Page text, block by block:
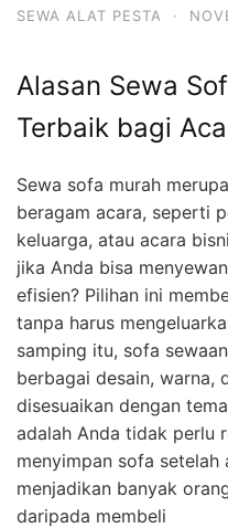
SEWA ALAT PESTA ·
Alasan Sewa
Terbaik bagi
Sewa sofa murah
beragam acara, seperti
keluarga, atau acara
jika Anda bisa
efisien? Pilihan ini
tanpa harus
samping itu, sofa
berbagai desain, warna,
disesuaikan dengan
adalah Anda tidak perlu
menyimpan sofa setelah
menjadikan banyak
daripada membeli